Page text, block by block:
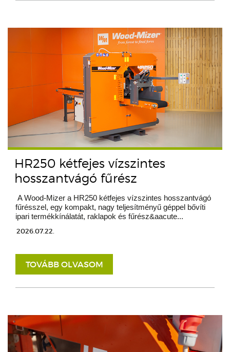
HR250 kétfejes vízszintes
hosszantvágó fűrész
A Wood-Mizer a HR250 kétfejes vízszintes hosszantvágó
fűrésszel, egy kompakt, nagy teljesítményű géppel bővíti
ipari termékkínálatát, raklapok és fűrész&aacute...
2026.07.22.
TOVÁBB OLVASOM